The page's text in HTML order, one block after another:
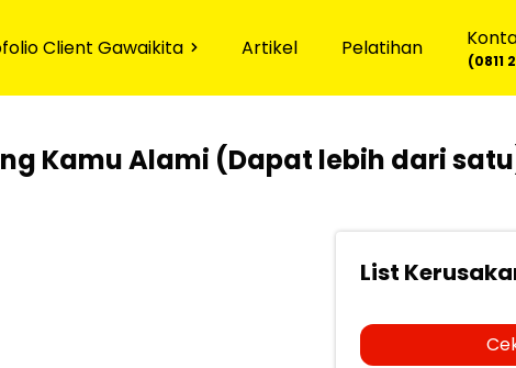
Client Gawaikita Artikel Pelatihan
(0811
Kamu Alami (Dapat lebih dari
List